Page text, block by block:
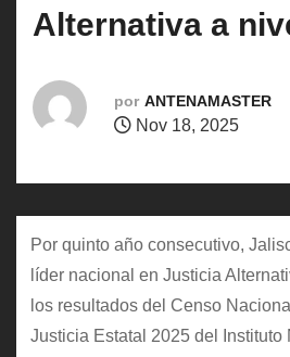
Alternativa a
por ANTENAMASTER
Nov 18, 2025
Por quinto año consecutivo,
líder nacional en Justicia
los resultados del Censo
Justicia Estatal 2025 del Instituto